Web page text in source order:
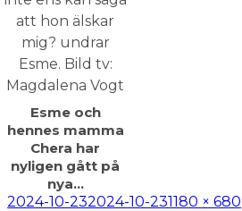
Esme och
hennes mamma
Chera har
nyligen gått på
nya…
Postat
2024-10-232024-10-23Full
1180 × 680